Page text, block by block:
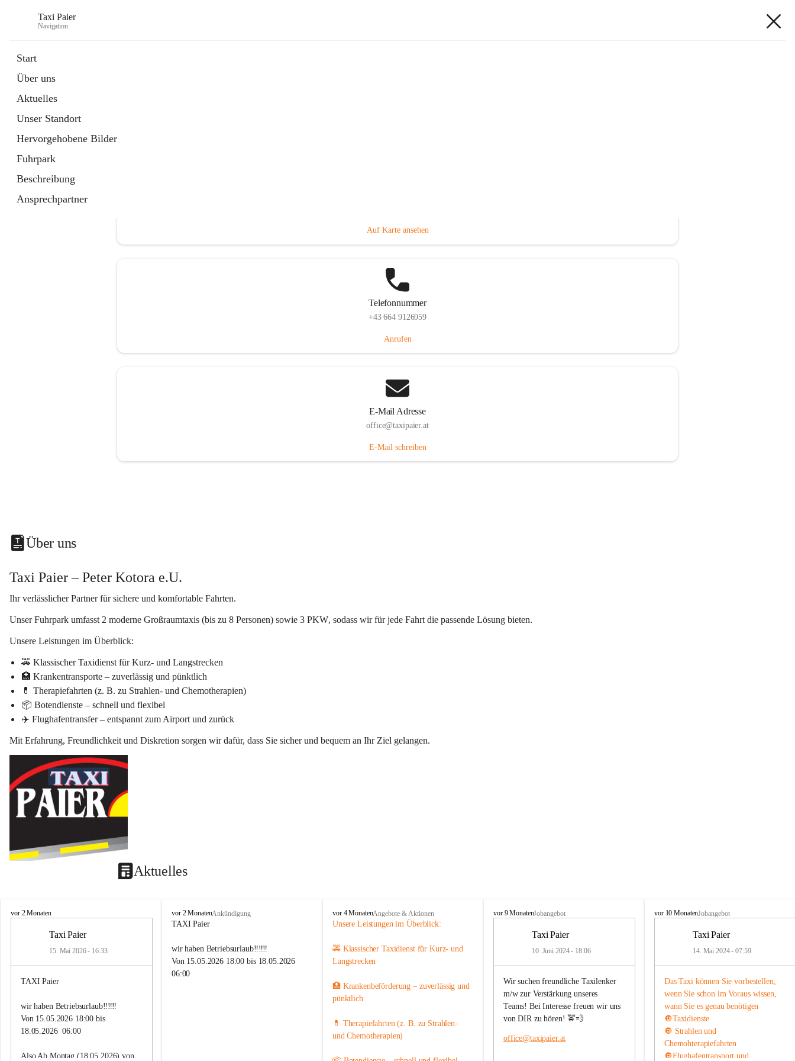
Taxi Paier
Navigation
Start
Über uns
Aktuelles
Unser Standort
Hervorgehobene Bilder
Fuhrpark
Beschreibung
Ansprechpartner
Auf Karte ansehen
Telefonnummer
+43 664 9126959
Anrufen
E-Mail Adresse
office@taxipaier.at
E-Mail schreiben
Über uns
Taxi Paier – Peter Kotora e.U.
Ihr verlässlicher Partner für sichere und komfortable Fahrten.
Unser Fuhrpark umfasst 2 moderne Großraumtaxis (bis zu 8 Personen) sowie 3 PKW, sodass wir für jede Fahrt die passende Lösung bieten.
Unsere Leistungen im Überblick:
🚕 Klassischer Taxidienst für Kurz- und Langstrecken
🏥 Krankentransporte – zuverlässig und pünktlich
💊 Therapiefahrten (z. B. zu Strahlen- und Chemotherapien)
📦 Botendienste – schnell und flexibel
✈️ Flughafentransfer – entspannt zum Airport und zurück
Mit Erfahrung, Freundlichkeit und Diskretion sorgen wir dafür, dass Sie sicher und bequem an Ihr Ziel gelangen.
Aktuelles
T
a
vor 2 Monaten
Taxi Paier
15. Mai 2026 - 16:33
TAXI Paier
wir haben Betriebsurlaub‼️‼️‼️
Von 15.05.2026 18:00 bis
18.05.2026  06:00
Also Ab Montag (18.05.2026) von
T
a
i
P
a
i
vor 2 MonatenAnkündigung
TAXI Paier
wir haben Betriebsurlaub‼️‼️‼️
Von 15.05.2026 18:00 bis 18.05.2026
06:00
T
a
i
P
a
e
r
vor 4 MonatenAngebote & Aktionen
Unsere Leistungen im Überblick:
🚕 Klassischer Taxidienst für Kurz- und
Langstrecken
🏥 Krankenbeförderung – zuverlässig und
pünktlich
💊 Therapiefahrten (z. B. zu Strahlen-
und Chemotherapien)
T
a
vor 9 MonatenJobangebot
Taxi Paier
10. Juni 2024 - 18:06
Wir suchen freundliche Taxilenker
m/w zur Verstärkung unseres
Teams! Bei Interesse freuen wir uns
von DIR zu hören! 🚖💨
office@taxipaier.at
T
a
vor 10 MonatenJobangebot
Taxi Paier
14. Mai 2024 - 07:59
Das Taxi können Sie vorbestellen,
wenn Sie schon im Voraus wissen,
wann Sie es genau benötigen
🔘Taxidienste
🔘 Strahlen und
Chemohterapiefahrten
🔘Flughafentransport und